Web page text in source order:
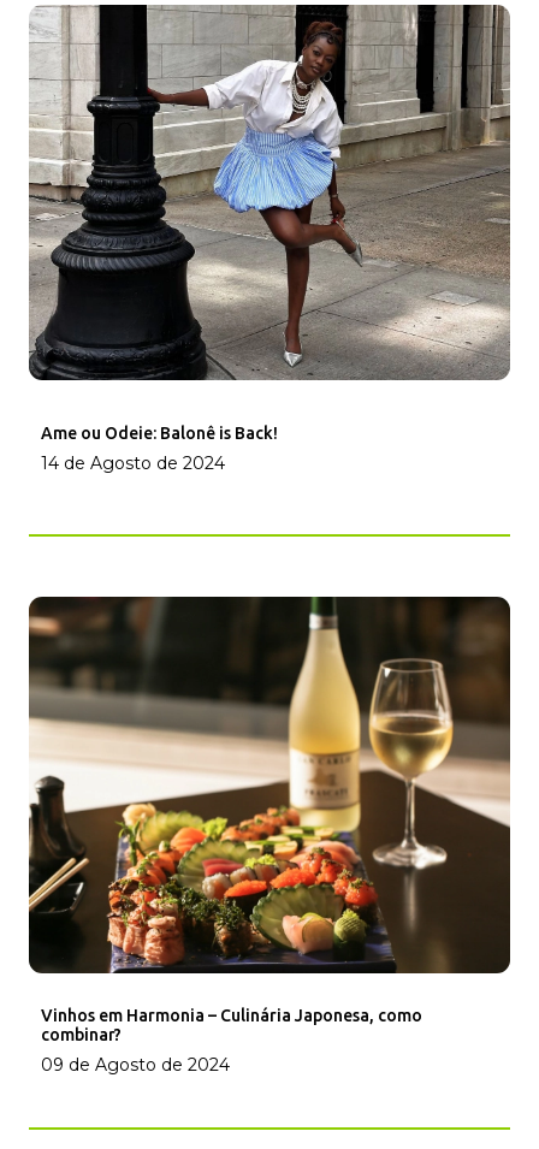
Ame ou Odeie: Balonê is Back!
14 de Agosto de 2024
Vinhos em Harmonia – Culinária Japonesa, como
combinar?
09 de Agosto de 2024